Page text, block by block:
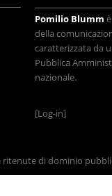
Pomilio Blumm
della
caratterizzata da
Pubblica
nazionale.
[Log-in]
ritenute di dominio